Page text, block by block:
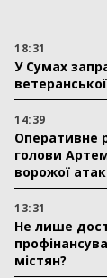
18:31
У Сумах
14:39
Оперативне
голови
ворожої
13:31
Не лише
містян?